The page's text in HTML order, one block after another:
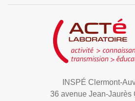
INSPÉ Clermont-
36 avenue Jean-Jaurès